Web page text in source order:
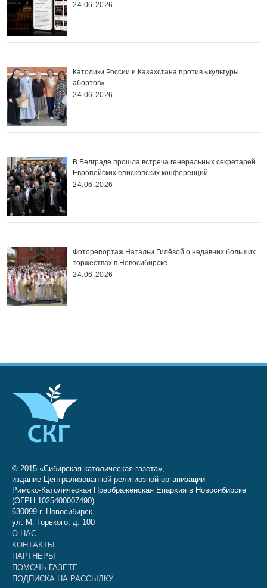
24.06.2026
Католики России и Казахстана против «культуры
абортов»
24.06.2026
В Белграде прошла встреча генеральных секретарей
Европейских епископских конференций
24.06.2026
Фоторепортаж Натальи Гилёвой о недавних больших
торжествах в Новосибирске
24.06.2026
© 2015 «Сибирская католическая газета»,
издание Централизованной религиозной организации
Римско-Католическая Преображенская Епархия в Новосибирске
(ОГРН 1025400007490)
630099 г. Новосибирск,
ул. М. Горького, д. 100
О НАС
КОНТАКТЫ
ПАРТНЕРЫ
ПОМОЧЬ ГАЗЕТЕ
ПОДПИСКА НА РАССЫЛКУ